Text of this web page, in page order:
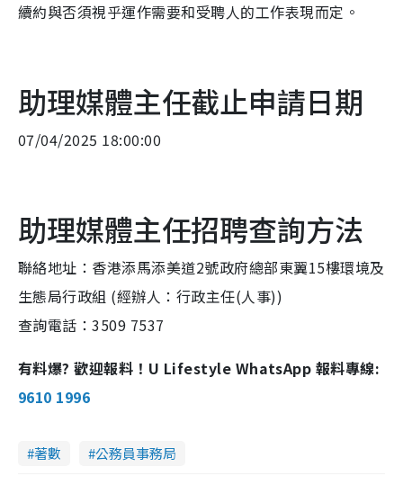
續約與否須視乎運作需要和受聘人的工作表現而定。
助理媒體主任截止申請日期
07/04/2025 18:00:00
助理媒體主任招聘查詢方法
聯絡地址：香港添馬添美道2號政府總部東翼15樓環境及
生態局行政組 (經辦人：行政主任(人事))
查詢電話：3509 7537
有料爆? 歡迎報料！U Lifestyle WhatsApp 報料專線:
9610 1996
著數 公務員事務局